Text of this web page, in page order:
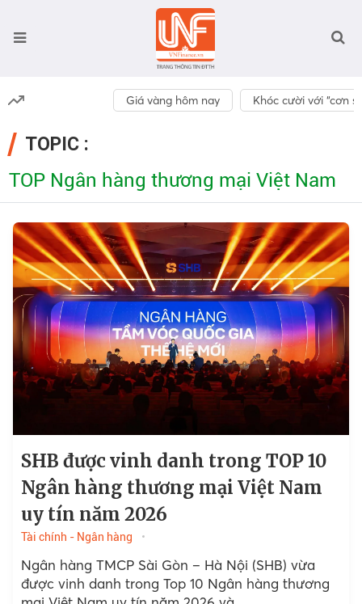
Giá vàng hôm nay Khóc cười với “cơn
TOPIC :
TOP Ngân hàng thương mại Việt Nam
SHB được vinh danh trong TOP 10
Ngân hàng thương mại Việt Nam
uy tín năm 2026
Tài chính - Ngân hàng
Ngân hàng TMCP Sài Gòn – Hà Nội (SHB) vừa
được vinh danh trong Top 10 Ngân hàng thương